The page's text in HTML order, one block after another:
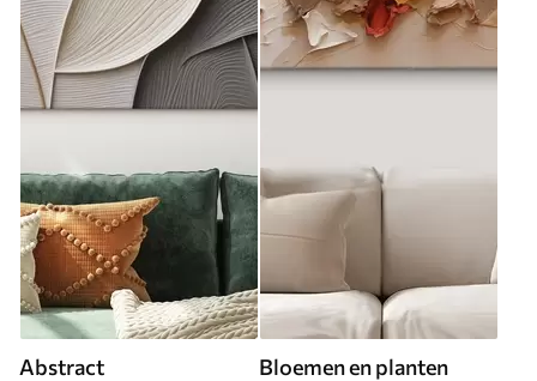
Abstract Bloemen en planten